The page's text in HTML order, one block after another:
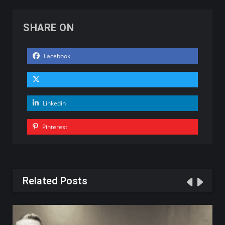
SHARE ON
Facebook
Linkedin
Pinterest
Related Posts